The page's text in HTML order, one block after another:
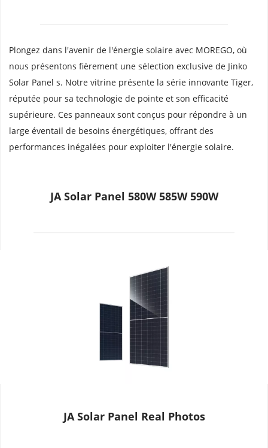
Plongez dans l'avenir de l'énergie solaire avec MOREGO, où
nous présentons fièrement une sélection exclusive de Jinko
Solar Panel s. Notre vitrine présente la série innovante Tiger,
réputée pour sa technologie de pointe et son efficacité
supérieure. Ces panneaux sont conçus pour répondre à un
large éventail de besoins énergétiques, offrant des
performances inégalées pour exploiter l'énergie solaire.
JA Solar Panel 580W 585W 590W
JA Solar Panel Real Photos